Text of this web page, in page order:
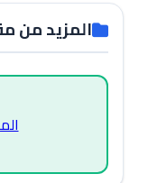
المزيد من